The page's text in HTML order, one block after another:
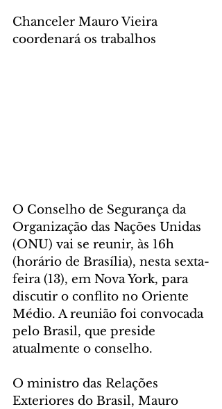
Chanceler Mauro Vieira
coordenará os trabalhos
O Conselho de Segurança da
Organização das Nações Unidas
(ONU) vai se reunir, às 16h
(horário de Brasília), nesta sexta-
feira (13), em Nova York, para
discutir o conflito no Oriente
Médio. A reunião foi convocada
pelo Brasil, que preside
atualmente o conselho.
O ministro das Relações
Exteriores do Brasil, Mauro